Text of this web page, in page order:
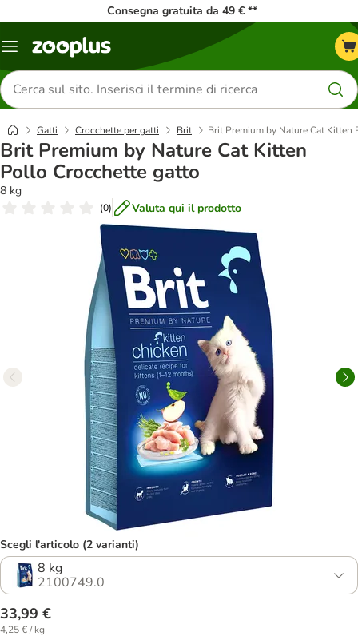
Consegna gratuita da 49 € **
Overview
Cerca
prodotti
Gatti Crocchette per gatti Brit Brit Premium by Nature Cat
Brit Premium by Nature Cat Kitten
Pollo Crocchette gatto
8 kg
(0) Valuta qui il prodotto
Scegli l'articolo (2 varianti)
8 kg
2100749.0
33,99 €
4,25 € / kg